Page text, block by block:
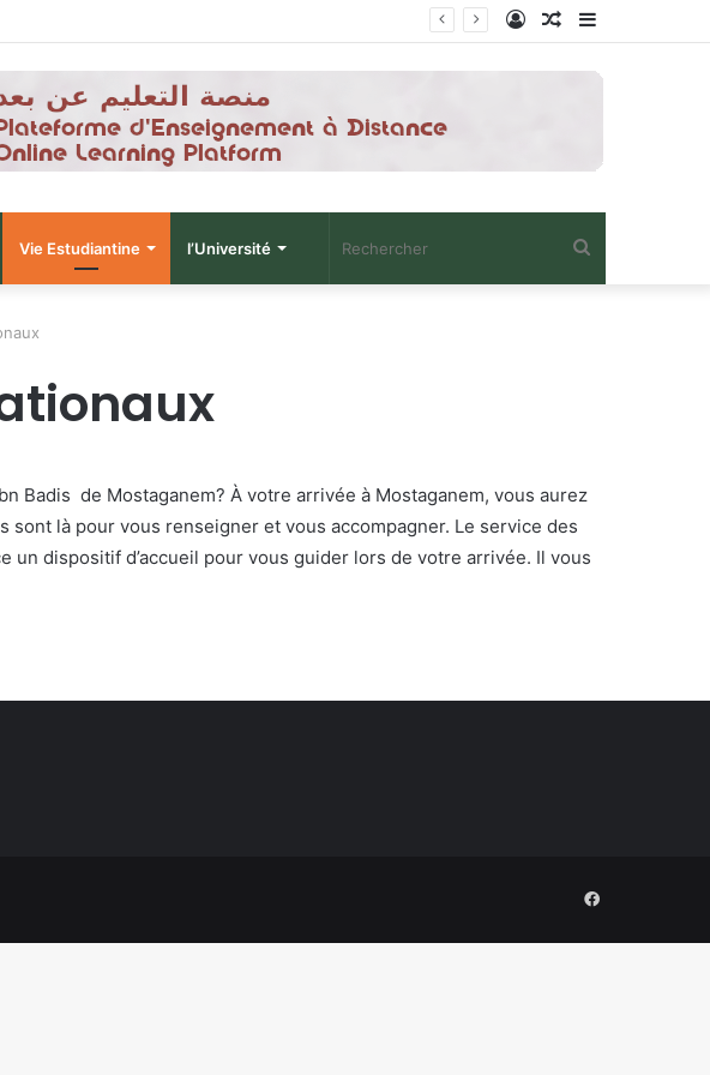
Sidebar
Article
Connexion
Vie Estudiantine l’Université
Badis de Mostaganem? À votre arrivée à Mostaganem, vous aurez
là pour vous renseigner et vous accompagner. Le service des
un dispositif d’accueil pour vous guider lors de votre arrivée. Il vous
Facebook